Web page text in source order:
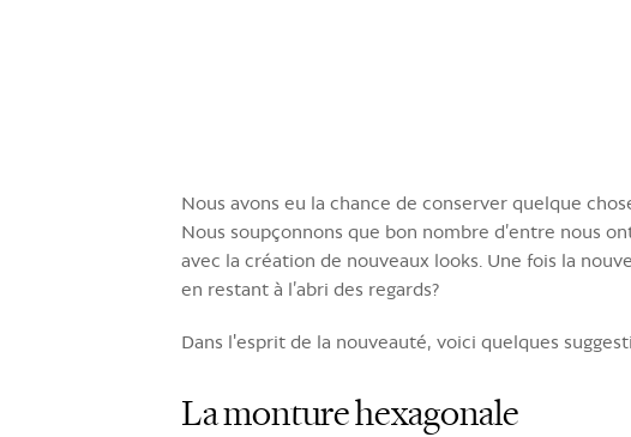
Nous avons eu la chance de conserver quelque
Nous soupçonnons que bon nombre d’entre nous
avec la création de nouveaux looks. Une fois la
en restant à l’abri des regards?
Dans l'esprit de la nouveauté, voici quelques
La monture hexagonale